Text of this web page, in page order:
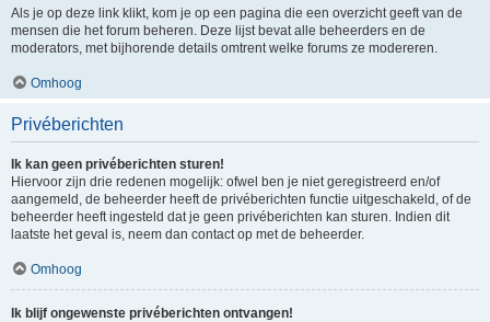
Als je op deze link klikt, kom je op een pagina die een overzicht geeft van de
mensen die het forum beheren. Deze lijst bevat alle beheerders en de
moderators, met bijhorende details omtrent welke forums ze modereren.
Omhoog
Privéberichten
Ik kan geen privéberichten sturen!
Hiervoor zijn drie redenen mogelijk: ofwel ben je niet geregistreerd en/of
aangemeld, de beheerder heeft de privéberichten functie uitgeschakeld, of de
beheerder heeft ingesteld dat je geen privéberichten kan sturen. Indien dit
laatste het geval is, neem dan contact op met de beheerder.
Omhoog
Ik blijf ongewenste privéberichten ontvangen!